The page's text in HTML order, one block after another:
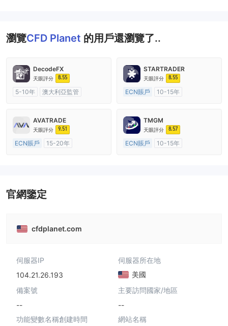
瀏覽CFD Planet 的用戶還瀏覽了..
DecodeFX
天眼評分 8.55
5-10年
澳大利亞監管
STARTRADER
天眼評分 8.55
ECN賬戶
10-15年
主標MT4
AVATRADE
天眼評分 9.51
ECN賬戶
15-20年
TMGM
天眼評分 8.57
ECN賬戶
10-15年
官網鑒定
cfdplanet.com
伺服器IP
104.21.26.193
伺服器所在地
美國
備案號
--
主要訪問國家/地區
--
功能變數名稱創建時間
網站名稱